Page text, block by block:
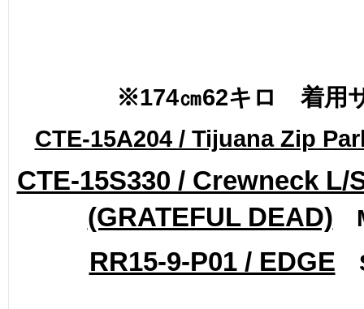
※174㎝62キロ 着用
CTE-15A204 / Tijuana Zip
CTE-15S330 / Crewneck L/
(GRATEFUL DEAD)
RR15-9-P01 / EDGE